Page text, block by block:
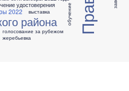
района
удостоверения
2022 выставка
голосование за рубежом
жеребьевка
обучение